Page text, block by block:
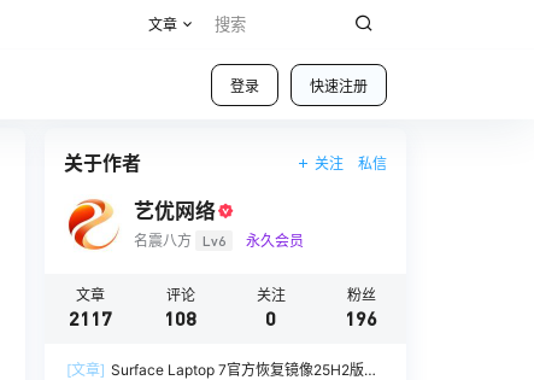
文章
登录 快速注册
关于作者 关注 私信
艺优网络
名震八方 Lv6 永久会员
文章
2117
评论
108
关注
0
粉丝
196
[文章] Surface Laptop 7官方恢复镜像25H2版本